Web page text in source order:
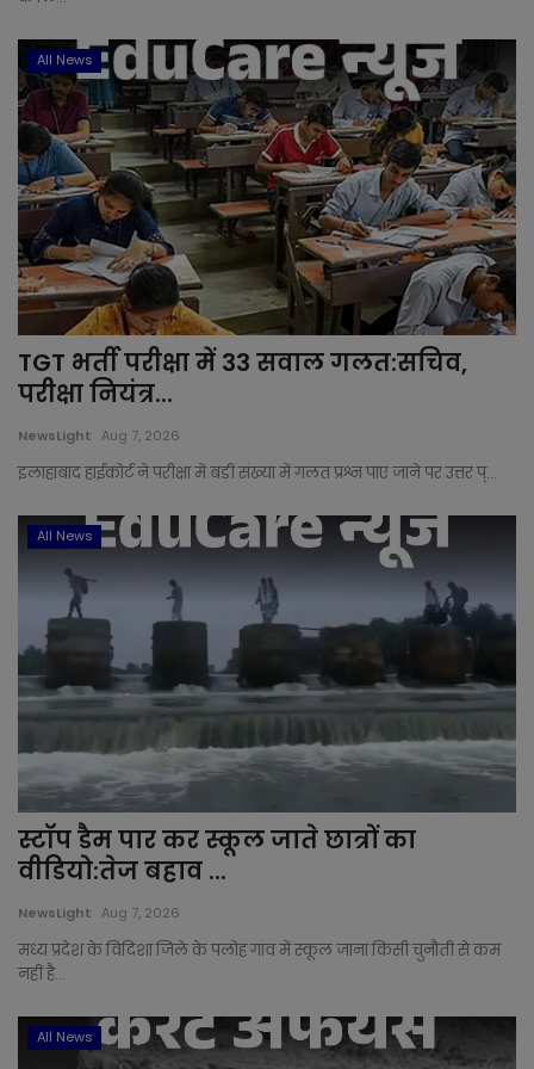
Articles
Ajmer
Alwar
Banswara
Baran
Barmer
Bharatpur
Bhilwara
Bundi
Chittorgarh
Churu
Dholpur
Dungarpur
Hanumangarh
Jaipur
Jaisalmer
All News
TGT भर्ती परीक्षा में 33 सवाल गलत:सचिव,
परीक्षा नियंत्र...
NewsLight Aug 7, 2026
इलाहाबाद हाईकोर्ट ने परीक्षा में बड़ी संख्या में गलत प्रश्न पाए जाने पर उत्तर प्...
All News
स्टॉप डैम पार कर स्कूल जाते छात्रों का
वीडियो:तेज बहाव ...
NewsLight Aug 7, 2026
मध्य प्रदेश के विदिशा जिले के पलोह गांव में स्कूल जाना किसी चुनौती से कम
नहीं है...
All News